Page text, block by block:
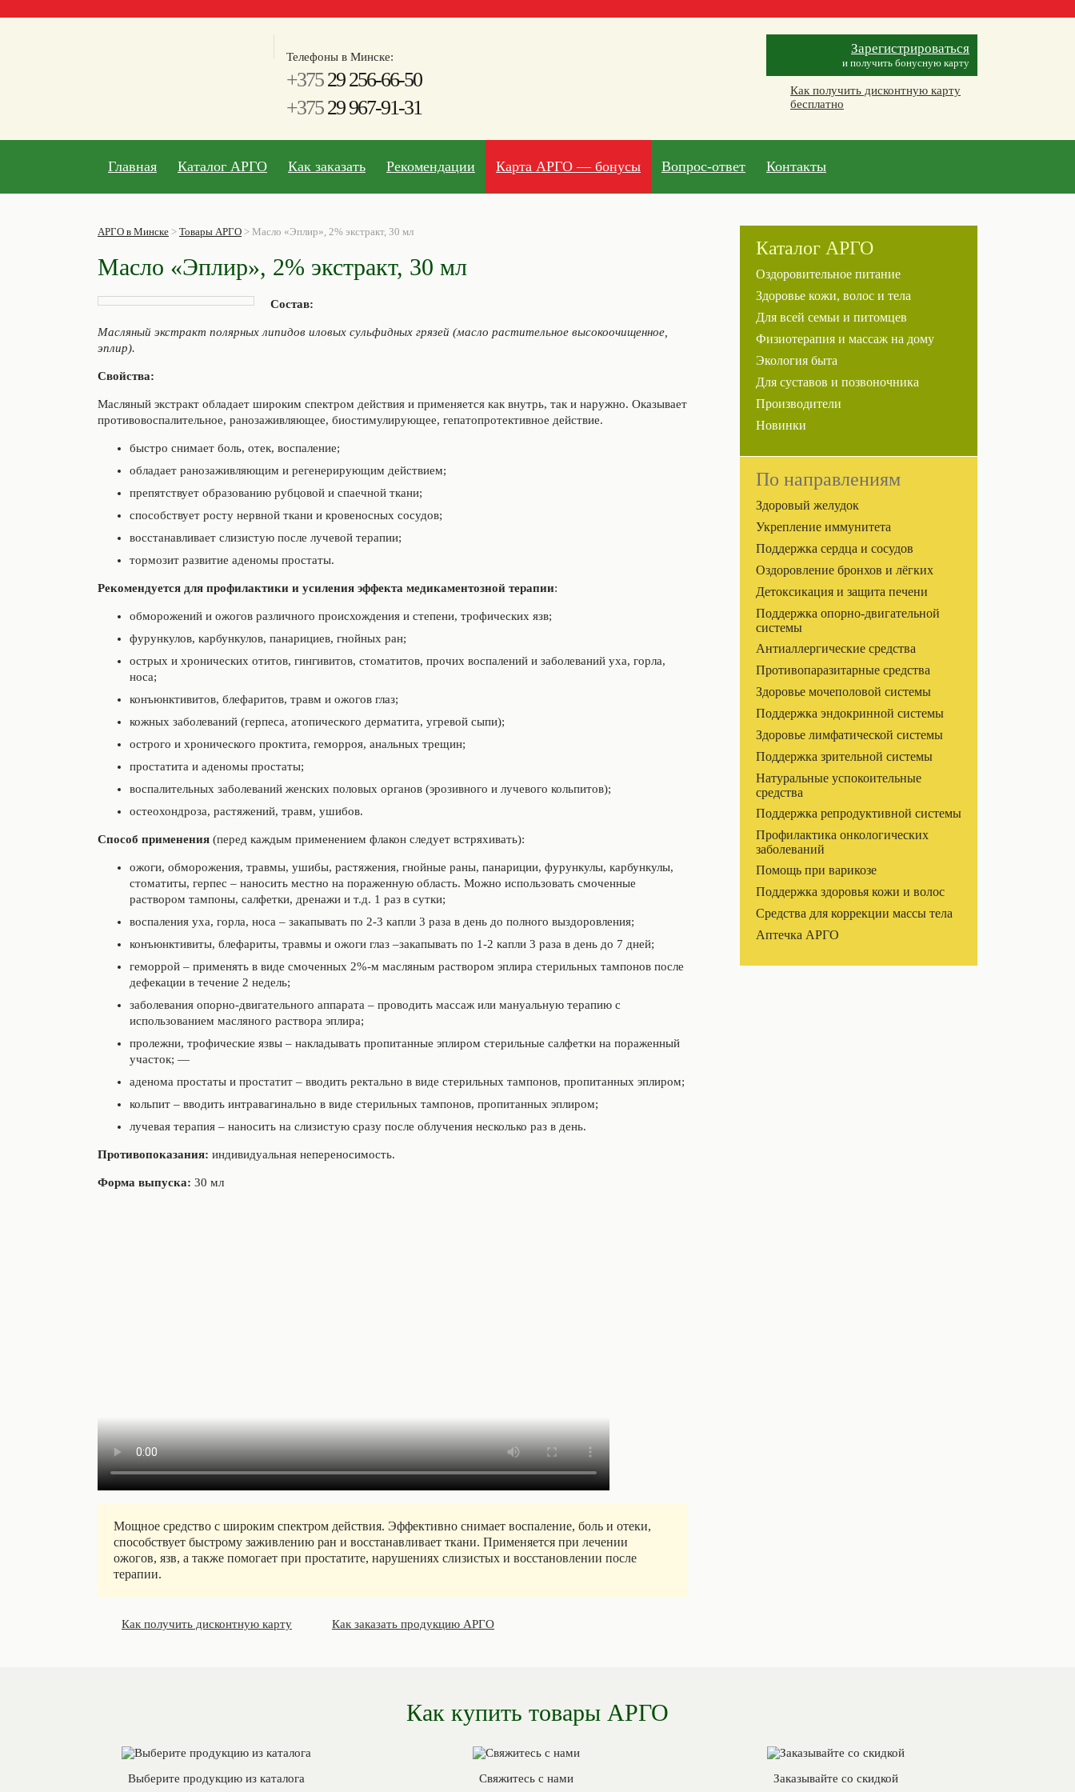
Телефоны в Минске:
+37529 256-66-50
+37529 967-91-31
Зарегистрироваться
и получить бонусную карту
Как получить дисконтную карту
бесплатно
Главная Каталог АРГО Как заказать Рекомендации Карта АРГО — бонусы Вопрос-ответ Контакты
АРГО в Минске > Товары АРГО > Масло «Эплир», 2% экстракт, 30 мл
Масло «Эплир», 2% экстракт, 30 мл
Состав:
Масляный экстракт полярных липидов иловых сульфидных грязей (масло растительное высокоочищенное,
эплир).
Свойства:
Масляный экстракт обладает широким спектром действия и применяется как внутрь, так и наружно. Оказывает
противовоспалительное, ранозаживляющее, биостимулирующее, гепатопротективное действие.
быстро снимает боль, отек, воспаление;
обладает ранозаживляющим и регенерирующим действием;
препятствует образованию рубцовой и спаечной ткани;
способствует росту нервной ткани и кровеносных сосудов;
восстанавливает слизистую после лучевой терапии;
тормозит развитие аденомы простаты.
Рекомендуется для профилактики и усиления эффекта медикаментозной терапии:
обморожений и ожогов различного происхождения и степени, трофических язв;
фурункулов, карбункулов, панарициев, гнойных ран;
острых и хронических отитов, гингивитов, стоматитов, прочих воспалений и заболеваний уха, горла,
носа;
конъюнктивитов, блефаритов, травм и ожогов глаз;
кожных заболеваний (герпеса, атопического дерматита, угревой сыпи);
острого и хронического проктита, геморроя, анальных трещин;
простатита и аденомы простаты;
воспалительных заболеваний женских половых органов (эрозивного и лучевого кольпитов);
остеохондроза, растяжений, травм, ушибов.
Способ применения (перед каждым применением флакон следует встряхивать):
ожоги, обморожения, травмы, ушибы, растяжения, гнойные раны, панариции, фурункулы, карбункулы,
стоматиты, герпес – наносить местно на пораженную область. Можно использовать смоченные
раствором тампоны, салфетки, дренажи и т.д. 1 раз в сутки;
воспаления уха, горла, носа – закапывать по 2-3 капли 3 раза в день до полного выздоровления;
конъюнктивиты, блефариты, травмы и ожоги глаз –закапывать по 1-2 капли 3 раза в день до 7 дней;
геморрой – применять в виде смоченных 2%-м масляным раствором эплира стерильных тампонов после
дефекации в течение 2 недель;
заболевания опорно-двигательного аппарата – проводить массаж или мануальную терапию с
использованием масляного раствора эплира;
пролежни, трофические язвы – накладывать пропитанные эплиром стерильные салфетки на пораженный
участок; —
аденома простаты и простатит – вводить ректально в виде стерильных тампонов, пропитанных эплиром;
кольпит – вводить интравагинально в виде стерильных тампонов, пропитанных эплиром;
лучевая терапия – наносить на слизистую сразу после облучения несколько раз в день.
Противопоказания: индивидуальная непереносимость.
Форма выпуска: 30 мл
Мощное средство с широким спектром действия. Эффективно снимает воспаление, боль и отеки,
способствует быстрому заживлению ран и восстанавливает ткани. Применяется при лечении
ожогов, язв, а также помогает при простатите, нарушениях слизистых и восстановлении после
терапии.
Как получить дисконтную карту Как заказать продукцию АРГО
Каталог АРГО
Оздоровительное питание
Здоровье кожи, волос и тела
Для всей семьи и питомцев
Физиотерапия и массаж на дому
Экология быта
Для суставов и позвоночника
Производители
Новинки
По направлениям
Здоровый желудок
Укрепление иммунитета
Поддержка сердца и сосудов
Оздоровление бронхов и лёгких
Детоксикация и защита печени
Поддержка опорно-двигательной
системы
Антиаллергические средства
Противопаразитарные средства
Здоровье мочеполовой системы
Поддержка эндокринной системы
Здоровье лимфатической системы
Поддержка зрительной системы
Натуральные успокоительные
средства
Поддержка репродуктивной системы
Профилактика онкологических
заболеваний
Помощь при варикозе
Поддержка здоровья кожи и волос
Средства для коррекции массы тела
Аптечка АРГО
Как купить товары АРГО
Выберите продукцию из каталога Свяжитесь с нами Заказывайте со скидкой